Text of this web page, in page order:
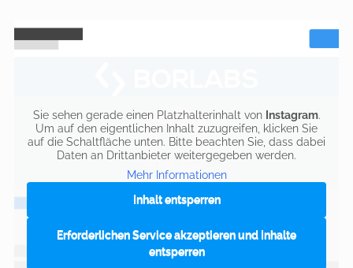
Sie sehen gerade einen Platzhalterinhalt von Instagram.
Um auf den eigentlichen Inhalt zuzugreifen, klicken Sie
auf die Schaltfläche unten. Bitte beachten Sie, dass dabei
Daten an Drittanbieter weitergegeben werden.
Mehr Informationen
Inhalt entsperren
Erforderlichen Service akzeptieren und Inhalte
entsperren